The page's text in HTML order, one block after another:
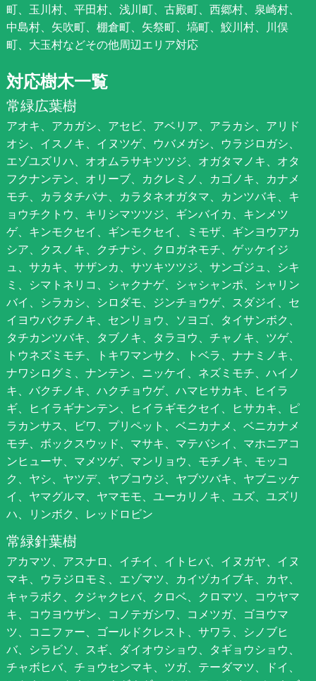
町、玉川村、平田村、浅川町、古殿町、西郷村、泉崎村、
中島村、矢吹町、棚倉町、矢祭町、塙町、鮫川村、川俣
町、大玉村などその他周辺エリア対応
対応樹木一覧
常緑広葉樹
アオキ、アカガシ、アセビ、アベリア、アラカシ、アリド
オシ、イスノキ、イヌツゲ、ウバメガシ、ウラジロガシ、
エゾユズリハ、オオムラサキツツジ、オガタマノキ、オタ
フクナンテン、オリーブ、カクレミノ、カゴノキ、カナメ
モチ、カラタチバナ、カラタネオガタマ、カンツバキ、キ
ョウチクトウ、キリシマツツジ、ギンバイカ、キンメツ
ゲ、キンモクセイ、ギンモクセイ、ミモザ、ギンヨウアカ
シア、クスノキ、クチナシ、クロガネモチ、ゲッケイジ
ュ、サカキ、サザンカ、サツキツツジ、サンゴジュ、シキ
ミ、シマトネリコ、シャクナゲ、シャシャンポ、シャリン
バイ、シラカシ、シロダモ、ジンチョウゲ、スダジイ、セ
イヨウバクチノキ、センリョウ、ソヨゴ、タイサンボク、
タチカンツバキ、タブノキ、タラヨウ、チャノキ、ツゲ、
トウネズミモチ、トキワマンサク、トベラ、ナナミノキ、
ナワシログミ、ナンテン、ニッケイ、ネズミモチ、ハイノ
キ、バクチノキ、ハクチョウゲ、ハマヒサカキ、ヒイラ
ギ、ヒイラギナンテン、ヒイラギモクセイ、ヒサカキ、ピ
ラカンサス、ビワ、プリペット、ベニカナメ、ベニカナメ
モチ、ボックスウッド、マサキ、マテバシイ、マホニアコ
ンヒューサ、マメツゲ、マンリョウ、モチノキ、モッコ
ク、ヤシ、ヤツデ、ヤブコウジ、ヤブツバキ、ヤブニッケ
イ、ヤマグルマ、ヤマモモ、ユーカリノキ、ユズ、ユズリ
ハ、リンボク、レッドロビン
常緑針葉樹
アカマツ、アスナロ、イチイ、イトヒバ、イヌガヤ、イヌ
マキ、ウラジロモミ、エゾマツ、カイヅカイブキ、カヤ、
キャラボク、クジャクヒバ、クロベ、クロマツ、コウヤマ
キ、コウヨウザン、コノテガシワ、コメツガ、ゴヨウマ
ツ、コニファー、ゴールドクレスト、サワラ、シノブヒ
バ、シラビソ、スギ、ダイオウショウ、タギョウショウ、
チャボヒバ、チョウセンマキ、ツガ、テーダマツ、ドイ、